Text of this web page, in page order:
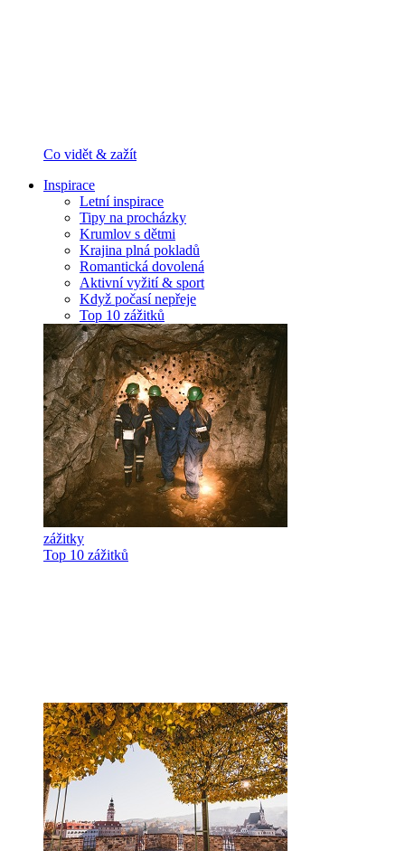
Co vidět & zažít
Inspirace
Letní inspirace
Tipy na procházky
Krumlov s dětmi
Krajina plná pokladů
Romantická dovolená
Aktivní vyžití & sport
Když počasí nepřeje
Top 10 zážitků
zážitky
Top 10 zážitků